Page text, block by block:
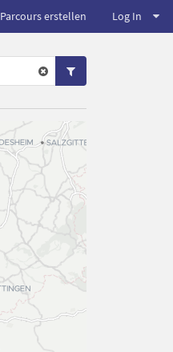
Parcours erstellen Log In